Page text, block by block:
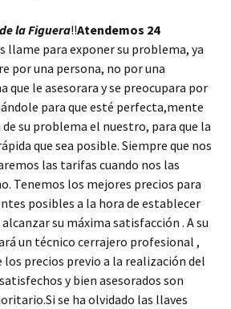
la Figuera!!Atendemos 24
llame para exponer su problema, ya
por una persona, no por una
que le asesorara y se preocupara por
para que esté perfecta,mente
de su problema el nuestro, para que la
que sea posible. Siempre que nos
las tarifas cuando nos las
Tenemos los mejores precios para
posibles a la hora de establecer
su máxima satisfacción . A su
un técnico cerrajero profesional ,
los precios previo a la realización del
y bien asesorados son
se ha olvidado las llaves